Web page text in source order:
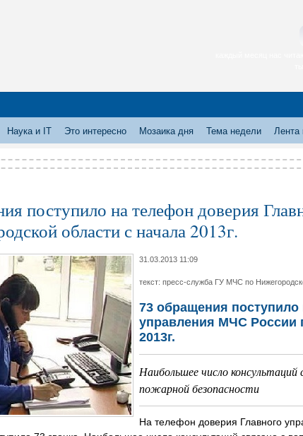
Наука и IT Это интересно Мозаика дня Тема недели Лента
поступило на телефон доверия
области с начала 2013г.
31.03.2013 11:09
текст: пресс-служба ГУ МЧС по
73 обращения
управления МЧС России
2013г.
Наибольшее число консультаций
пожарной безопасности
На телефон доверия Главного